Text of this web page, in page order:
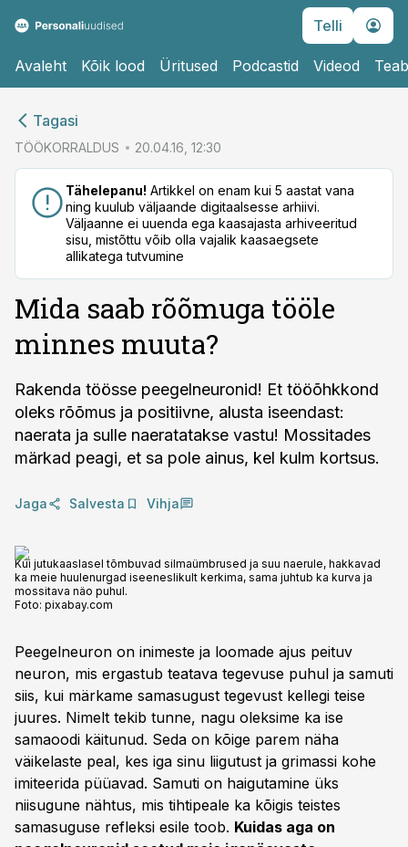
Telli
Avaleht Kõik lood Üritused Podcastid Videod
Tagasi
TÖÖKORRALDUS 20.04.16, 12:30
Tähelepanu! Artikkel on enam kui 5 aastat vana
ning kuulub väljaande digitaalsesse arhiivi.
Väljaanne ei uuenda ega kaasajasta arhiveeritud
sisu, mistõttu võib olla vajalik kaasaegsete
allikatega tutvumine
Mida saab rõõmuga tööle
minnes muuta?
Rakenda töösse peegelneuronid! Et tööõhkkond
oleks rõõmus ja positiivne, alusta iseendast:
naerata ja sulle naeratatakse vastu! Mossitades
märkad peagi, et sa pole ainus, kel kulm kortsus.
Jaga Salvesta Vihja
Kui jutukaaslasel tõmbuvad silmaümbrused ja suu naerule, hakkavad
ka meie huulenurgad iseeneslikult kerkima, sama juhtub ka kurva ja
mossitava näo puhul.
Foto: pixabay.com
Peegelneuron on inimeste ja loomade ajus peituv
neuron, mis ergastub teatava tegevuse puhul ja samuti
siis, kui märkame samasugust tegevust kellegi teise
juures. Nimelt tekib tunne, nagu oleksime ka ise
samaoodi käitunud. Seda on kõige parem näha
väikelaste peal, kes iga sinu liigutust ja grimassi kohe
imiteerida püüavad. Samuti on haigutamine üks
niisugune nähtus, mis tihtipeale ka kõigis teistes
samasuguse refleksi esile toob. Kuidas aga on